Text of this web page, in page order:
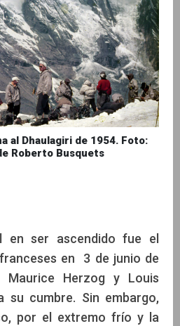
al Dhaulagiri de 1954. Foto:
Roberto Busquets
en ser ascendido fue el
en 3 de junio de
Maurice Herzog y Louis
su cumbre. Sin embargo,
por el extremo frío y la